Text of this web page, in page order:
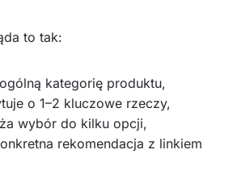
to tak:
kategorię produktu,
o 1–2 kluczowe rzeczy,
wybór do kilku opcji,
rekomendacja z linkiem